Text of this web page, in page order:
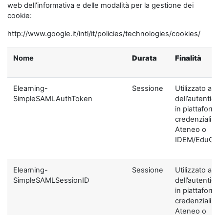
web dell’informativa e delle modalità per la gestione dei
cookie:
http://www.google.it/intl/it/policies/technologies/cookies/
Nome Durata Finalità
Elearning-
SimpleSAMLAuthToken
Sessione
Utilizzato ai
in
credenziali di
Ateneo o
IDEM/
Elearning-
SimpleSAMLSessionID
Sessione
Utilizzato ai
in
credenziali di
Ateneo o